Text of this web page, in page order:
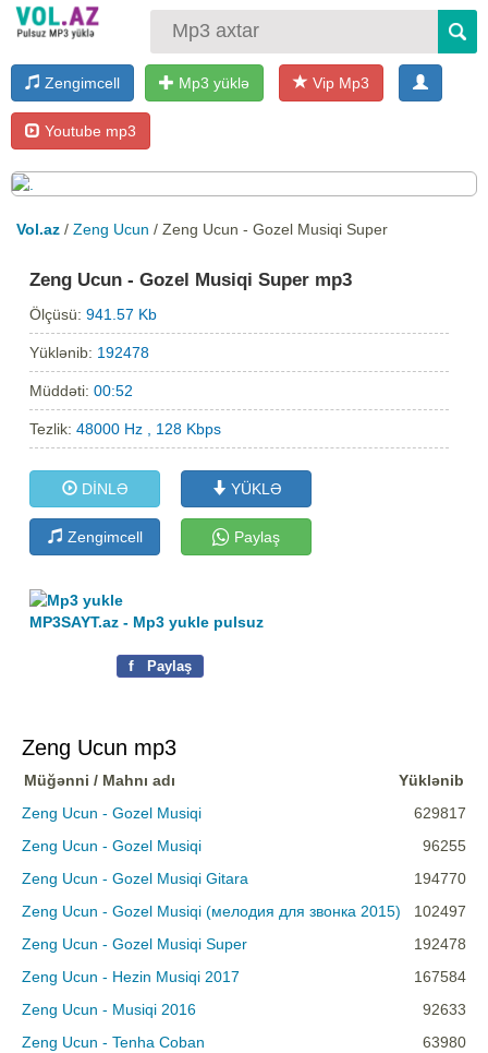
Zengimcell Mp3 yüklə Vip Mp3
Youtube mp3
Vol.az / Zeng Ucun / Zeng Ucun - Gozel Musiqi Super
Zeng Ucun - Gozel Musiqi Super mp3
Ölçüsü:941.57 Kb
Yüklənib: 192478
Müddəti:00:52
Tezlik:48000 Hz , 128 Kbps
DİNLƏ YÜKLƏ
Zengimcell Paylaş
MP3SAYT.az - Mp3 yukle pulsuz
f Paylaş
Zeng Ucun mp3
Müğənni / Mahnı adı
Yüklənib
Zeng Ucun - Gozel Musiqi
629817
Zeng Ucun - Gozel Musiqi
96255
Zeng Ucun - Gozel Musiqi Gitara
194770
Zeng Ucun - Gozel Musiqi (мелодия для звонка 2015)
102497
Zeng Ucun - Gozel Musiqi Super
192478
Zeng Ucun - Hezin Musiqi 2017
167584
Zeng Ucun - Musiqi 2016
92633
Zeng Ucun - Tenha Coban
63980